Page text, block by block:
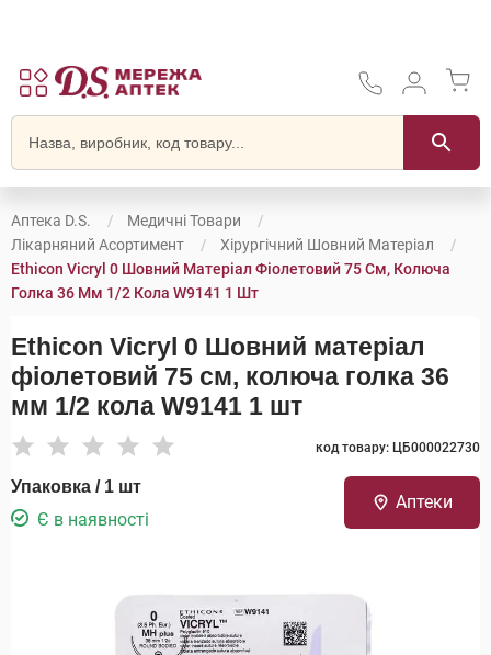
Аптека D.S.
Медичні Товари
Лікарняний Асортимент
Хірургічний Шовний Матеріал
Ethicon Vicryl 0 Шовний Матеріал Фіолетовий 75 См, Колюча
Голка 36 Мм 1/2 Кола W9141 1 Шт
Ethicon Vicryl 0 Шовний матеріал
фіолетовий 75 см, колюча голка 36
мм 1/2 кола W9141 1 шт
код товару: ЦБ000022730
Упаковка / 1 шт
Є в наявності
Аптеки